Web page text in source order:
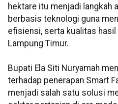
hektare itu menjadi langkah
berbasis teknologi guna
efisiensi, serta kualitas
Lampung Timur.
Bupati Ela Siti Nuryamah
terhadap penerapan Smart
menjadi salah satu solusi